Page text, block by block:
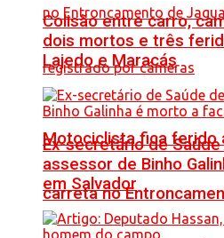
Motociclista fica ferido
carreta no
Colisão entre carro,
dois mortos e três
Lajedo e Maracás
Ex-secretário de
assessor de Binho
em Salvador